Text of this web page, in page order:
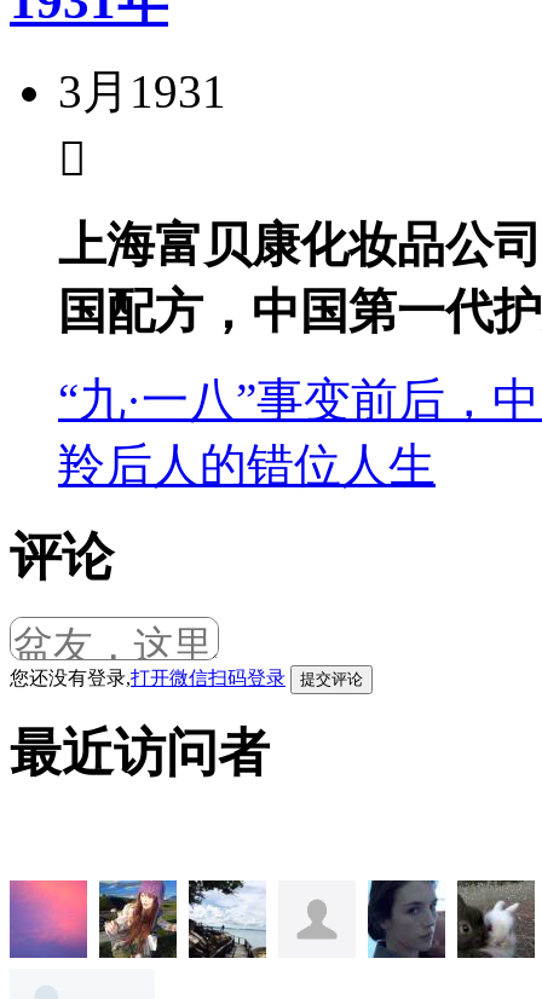
3月 1931
上海富贝康化妆品公
国配方，中国第一代
“九·一八”事变前后，
羚后人的错位人生
评论
您还没有登录,打开微信扫码登录
最近访问者